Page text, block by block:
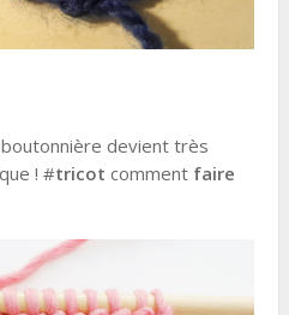
devient très
! #tricot comment faire